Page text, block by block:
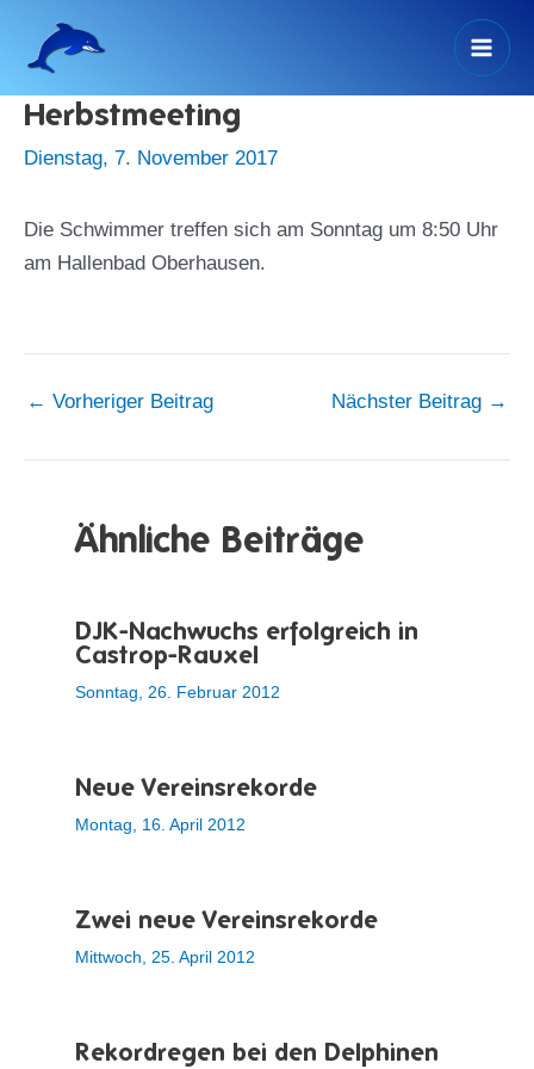
Inhalt
springen
Herbstmeeting
Dienstag, 7. November 2017
Die Schwimmer treffen sich am Sonntag um 8:50 Uhr
am Hallenbad Oberhausen.
← Vorheriger Beitrag Nächster Beitrag →
Ähnliche Beiträge
DJK-Nachwuchs erfolgreich in
Castrop-Rauxel
Sonntag, 26. Februar 2012
Neue Vereinsrekorde
Montag, 16. April 2012
Zwei neue Vereinsrekorde
Mittwoch, 25. April 2012
Rekordregen bei den Delphinen